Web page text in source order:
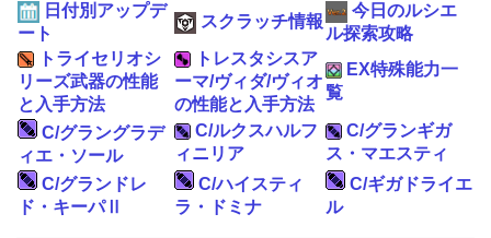
日付別アップデ
ート
スクラッチ情報
今日のルシエ
ル探索攻略
トライセリオシ
リーズ武器の性能
と入手方法
トレスタシスア
ーマ/ヴィダ/ヴィオ
の性能と入手方法
EX特殊能力一
覧
C/グラングラデ
ィエ・ソール
C/ルクスハルフ
ィニリア
C/グランギガ
ス・マエスティ
C/グランドレ
ド・キーパⅡ
C/ハイスティ
ラ・ドミナ
C/ギガドライエ
ル